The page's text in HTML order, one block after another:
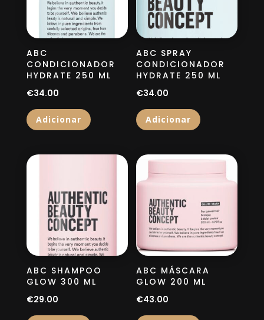
ABC
CONDICIONADOR
HYDRATE 250 ML
€34.00
Adicionar
ABC SPRAY
CONDICIONADOR
HYDRATE 250 ML
€34.00
Adicionar
ABC SHAMPOO
GLOW 300 ML
€29.00
ABC MÁSCARA
GLOW 200 ML
€43.00